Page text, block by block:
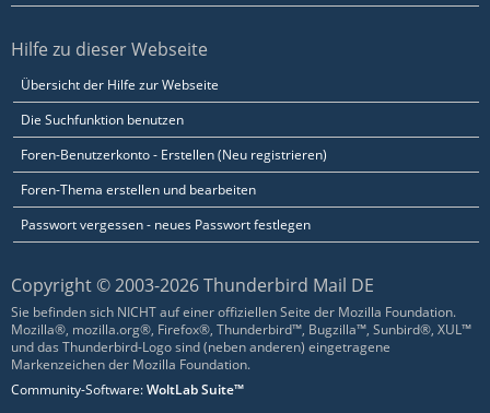
Hilfe zu dieser Webseite
Übersicht der Hilfe zur Webseite
Die Suchfunktion benutzen
Foren-Benutzerkonto - Erstellen (Neu registrieren)
Foren-Thema erstellen und bearbeiten
Passwort vergessen - neues Passwort festlegen
Copyright © 2003-2026 Thunderbird Mail DE
Sie befinden sich NICHT auf einer offiziellen Seite der Mozilla Foundation.
Mozilla®, mozilla.org®, Firefox®, Thunderbird™, Bugzilla™, Sunbird®, XUL™
und das Thunderbird-Logo sind (neben anderen) eingetragene
Markenzeichen der Mozilla Foundation.
Community-Software:WoltLab Suite™